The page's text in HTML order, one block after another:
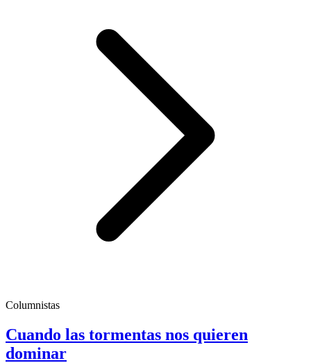
Columnistas
Cuando las tormentas nos quieren
dominar